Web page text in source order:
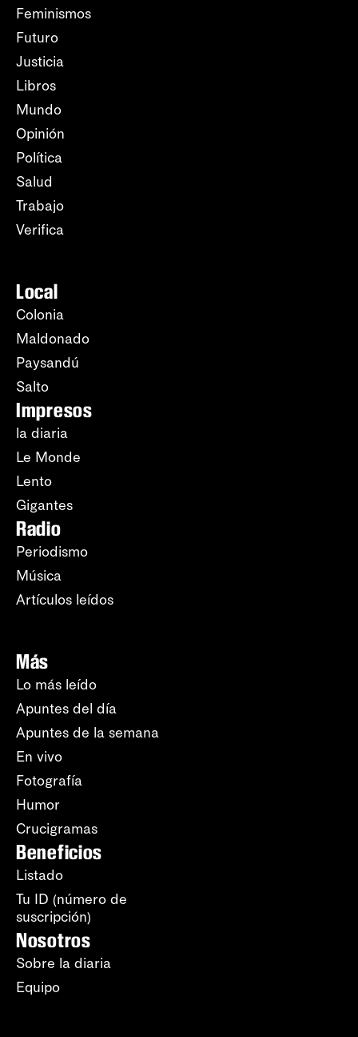
Feminismos
Futuro
Justicia
Libros
Mundo
Opinión
Política
Salud
Trabajo
Verifica
Local
Colonia
Maldonado
Paysandú
Salto
Impresos
la diaria
Le Monde
Lento
Gigantes
Radio
Periodismo
Música
Artículos leídos
Más
Lo más leído
Apuntes del día
Apuntes de la semana
En vivo
Fotografía
Humor
Crucigramas
Beneficios
Listado
Tu ID (número de
suscripción)
Nosotros
Sobre la diaria
Equipo